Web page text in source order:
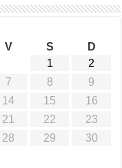
V S
D
1
2
7 8
9
14 15
16
21 22
23
28 29
30